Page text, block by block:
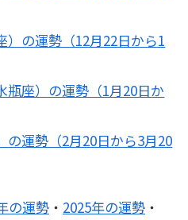
）の運勢（12月22日から1
瓶座）の運勢（1月20日か
の運勢（2月20日から3月20
の運勢 ・ 2025年の運勢 ・